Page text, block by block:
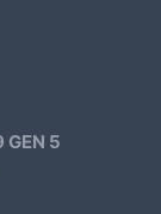
GEN 5